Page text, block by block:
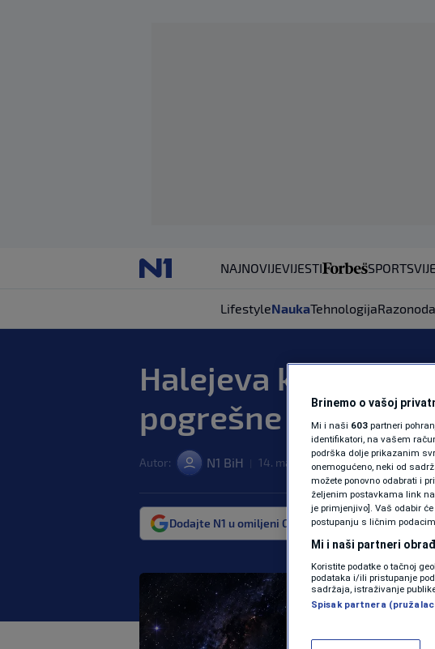
NAJNOVIJEVIJESTI SPORT
LifestyleNaukaTehnologijaRazonoda
Halejeva kometa
pogrešne osobe
Autor: N1 BiH 14. maj. 2026. 13:26 | NAUKA | 0
Dodajte N1 u omiljeni Google izvor Više
Brinemo o vašoj
Mi i naši 603 partneri
identifikatori, na vašem
podrška dolje prikazanim
onemogućeno, neki od
možete ponovno odabrati i
željenim postavkama link
je primjenjivo]. Vaš odabir
postupanju s ličnim
Mi i naši partneri
Koristite podatke o tačnoj
podataka i/ili pristupanje
sadržaja, istraživanje
Spisak partnera